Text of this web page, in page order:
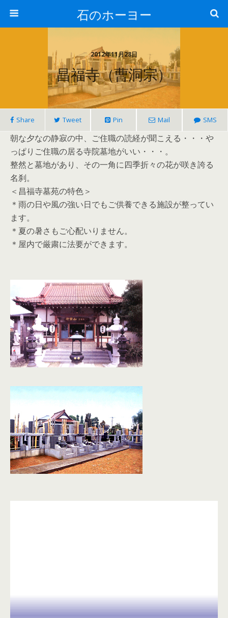
石のホーヨー
2012年11月28日
昌福寺（曹洞宗）
Share Tweet Pin Mail SMS
朝な夕なの静寂の中、ご住職の読経が聞こえる・・・や
っぱりご住職の居る寺院墓地がいい・・・。
整然と墓地があり、その一角に四季折々の花が咲き誇る
名刹。
＜昌福寺墓苑の特色＞
＊雨の日や風の強い日でもご供養できる施設が整ってい
ます。
＊夏の暑さもご心配いりません。
＊屋内で厳粛に法要ができます。